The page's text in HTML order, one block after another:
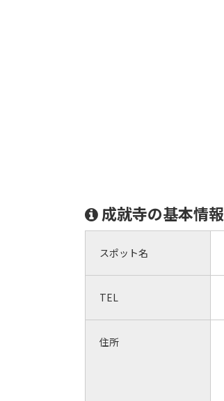
成就寺の基本情報
スポット名
TEL
住所